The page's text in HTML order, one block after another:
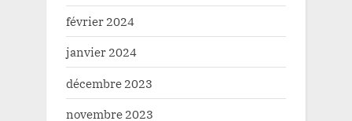
février 2024
janvier 2024
décembre 2023
novembre 2023